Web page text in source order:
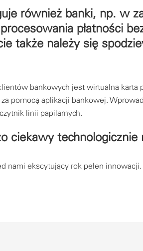
również banki, np. w
płatności
także należy się
bankowych jest wirtualna karta
pomocą aplikacji bankowej.
linii papilarnych.
ciekawy technologicznie
nami ekscytujący rok pełen innowacji.